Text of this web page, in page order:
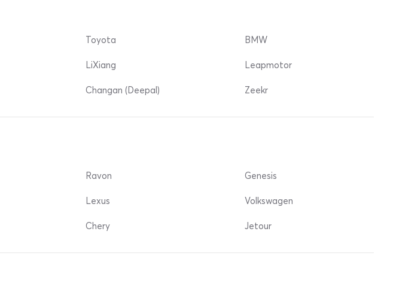
Toyota
LiXiang
Changan (Deepal)
BMW
Leapmotor
Zeekr
Ravon
Lexus
Chery
Genesis
Volkswagen
Jetour